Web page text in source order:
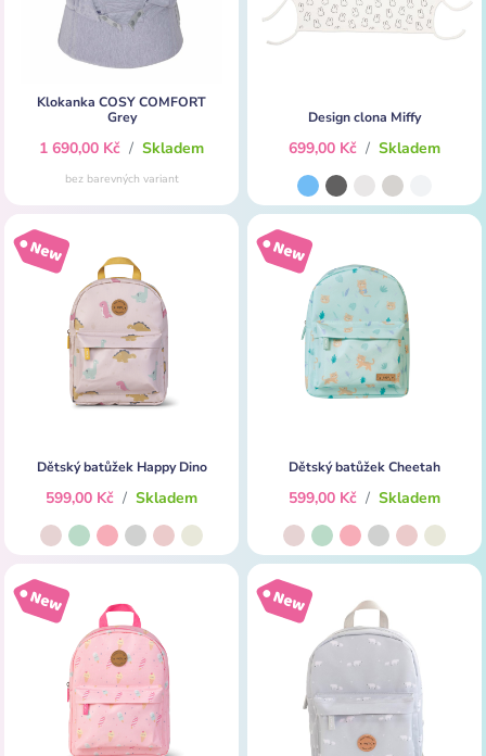
Klokanka COSY COMFORT
Grey
1 690,00 Kč / Skladem
bez barevných variant
Design clona Miffy
699,00 Kč / Skladem
Dětský batůžek Happy Dino
599,00 Kč / Skladem
Dětský batůžek Cheetah
599,00 Kč / Skladem